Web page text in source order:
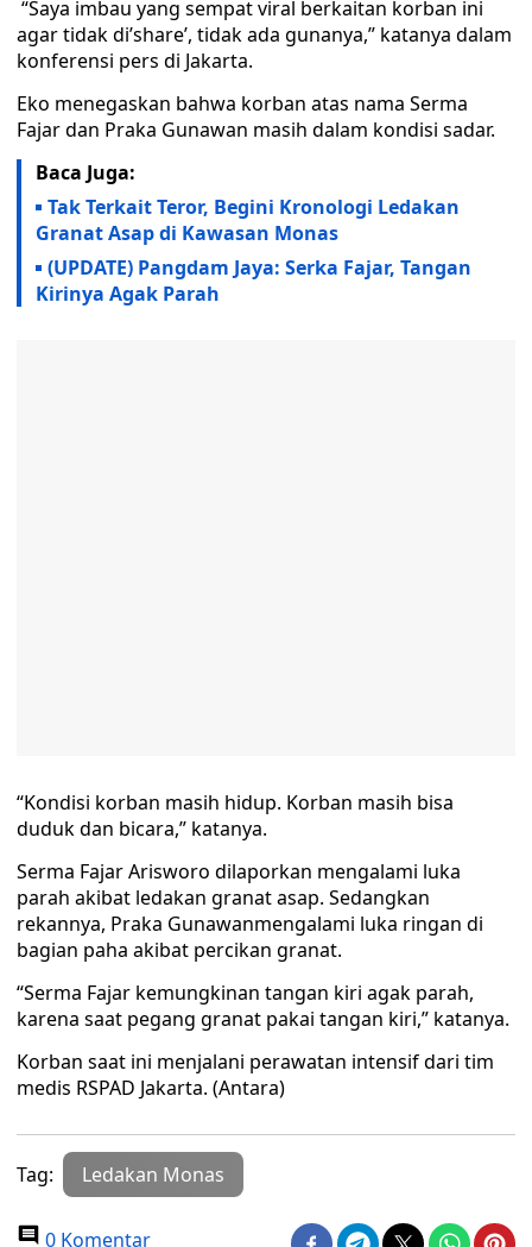
“Saya imbau yang sempat viral berkaitan korban ini
agar tidak di’share’, tidak ada gunanya,” katanya dalam
konferensi pers di Jakarta.
Eko menegaskan bahwa korban atas nama Serma
Fajar dan Praka Gunawan masih dalam kondisi sadar.
Baca Juga:
Tak Terkait Teror, Begini Kronologi Ledakan
Granat Asap di Kawasan Monas
(UPDATE) Pangdam Jaya: Serka Fajar, Tangan
Kirinya Agak Parah
“Kondisi korban masih hidup. Korban masih bisa
duduk dan bicara,” katanya.
Serma Fajar Arisworo dilaporkan mengalami luka
parah akibat ledakan granat asap. Sedangkan
rekannya, Praka Gunawanmengalami luka ringan di
bagian paha akibat percikan granat.
“Serma Fajar kemungkinan tangan kiri agak parah,
karena saat pegang granat pakai tangan kiri,” katanya.
Korban saat ini menjalani perawatan intensif dari tim
medis RSPAD Jakarta. (Antara)
Tag: Ledakan Monas
0 Komentar